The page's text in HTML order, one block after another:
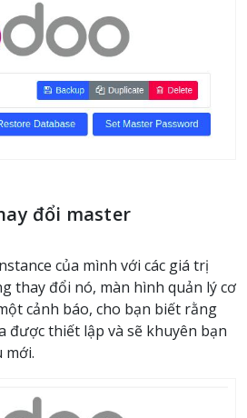
đổi master
của mình với các giá trị
thay đổi nó, màn hình quản lý cơ
cảnh báo, cho bạn biết rằng
được thiết lập và sẽ khuyên bạn
mới.